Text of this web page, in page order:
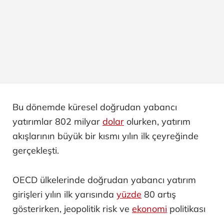
Bu dönemde küresel doğrudan yabancı
yatırımlar 802 milyar dolar olurken, yatırım
akışlarının büyük bir kısmı yılın ilk çeyreğinde
gerçekleşti.
OECD ülkelerinde doğrudan yabancı yatırım
girişleri yılın ilk yarısında yüzde 80 artış
gösterirken, jeopolitik risk ve ekonomi politikası